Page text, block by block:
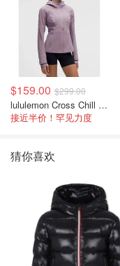
$159.00 $299.00
lululemon Cross Chill 女士运动外套
接近半价！罕见力度
猜你喜欢